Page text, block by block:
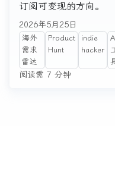
订阅可变现的方向。
2026年5月25日
海外
需求
雷达
Product
Hunt
indie
hacker
阅读需 7 分钟